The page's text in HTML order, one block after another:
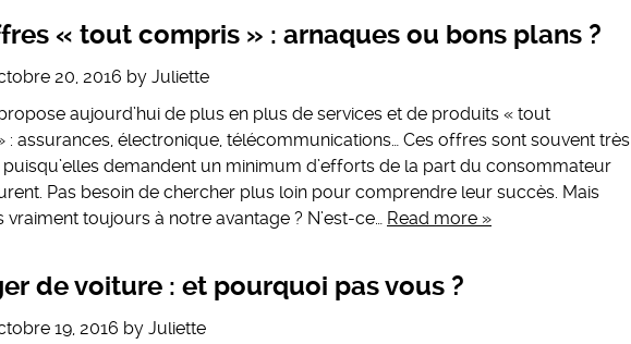
« tout compris » : arnaques ou bons plans ?
20, 2016 by Juliette
aujourd’hui de plus en plus de services et de produits « tout
: assurances, électronique, télécommunications… Ces offres sont souvent très
demandent un minimum d’efforts de la part du consommateur
Pas besoin de chercher plus loin pour comprendre leur succès. Mais
toujours à notre avantage ? N’est-ce… Read more »
de voiture : et pourquoi pas vous ?
19, 2016 by Juliette